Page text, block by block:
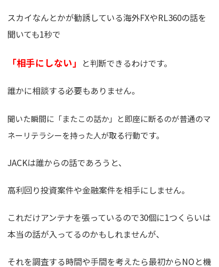
スカイなんとかが勧誘している海外FXやRL360の話を
聞いても1秒で
「相手にしない」 と判断できるわけです。
誰かに相談する必要もありません。
聞いた瞬間に「またこの話か」と即座に断るのが普通のマ
ネーリテラシーを持った人が取る行動です。
JACKは誰からの話であろうと、
高利回り投資案件や金融案件を相手にしません。
これだけアンテナを張っているので30個に1つくらいは
本当の話が入ってるのかもしれませんが、
それを調査する時間や手間を考えたら最初からNOと機